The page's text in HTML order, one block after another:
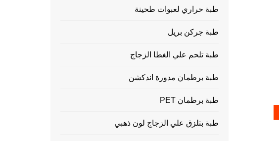
طبة حراري لعبوات طحينة
طبة جركن بريل
طبة تلحم علي الغطا الزجاج
طبة برطمان مدورة اندكشن
طبة برطمان PET
طبة بتلزق علي الزجاج لون ذهبي